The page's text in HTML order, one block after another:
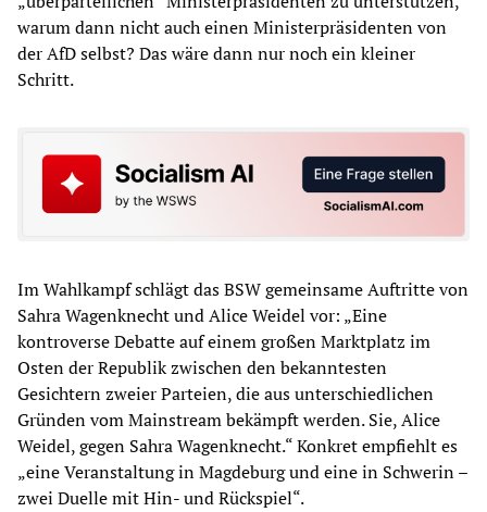
warum dann nicht auch einen Ministerpräsidenten von
der AfD selbst? Das wäre dann nur noch ein kleiner
Schritt.
Im Wahlkampf schlägt das BSW gemeinsame Auftritte von
Sahra Wagenknecht und Alice Weidel vor: „Eine
kontroverse Debatte auf einem großen Marktplatz im
Osten der Republik zwischen den bekanntesten
Gesichtern zweier Parteien, die aus unterschiedlichen
Gründen vom Mainstream bekämpft werden. Sie, Alice
Weidel, gegen Sahra Wagenknecht.“ Konkret empfiehlt es
„eine Veranstaltung in Magdeburg und eine in Schwerin –
zwei Duelle mit Hin- und Rückspiel“.